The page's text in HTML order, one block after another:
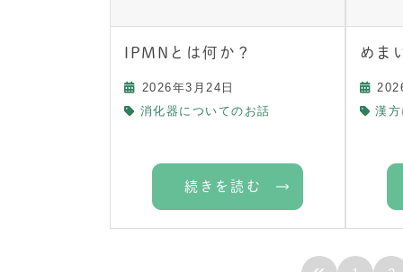
IPMNとは何か？
2026年3月24日
消化器についてのお話
続きを読む
めま
漢